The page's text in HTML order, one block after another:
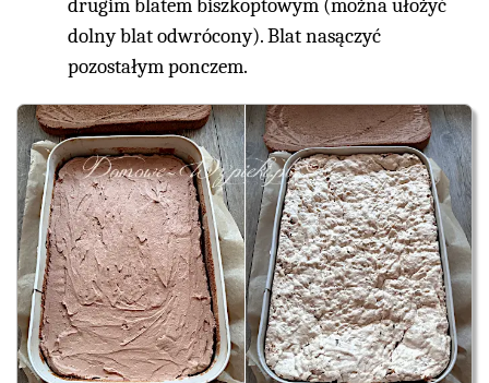
drugim blatem biszkoptowym (można ułożyć
dolny blat odwrócony). Blat nasączyć
pozostałym ponczem.